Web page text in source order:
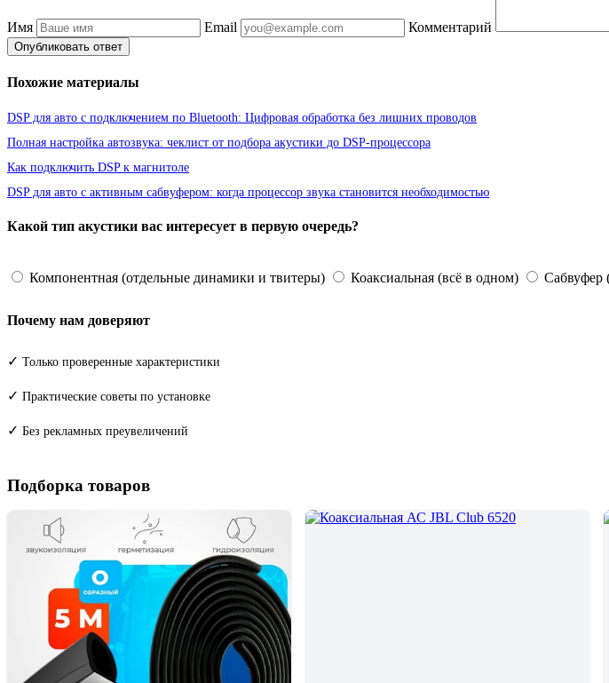
Имя Email Комментарий
Опубликовать ответ
Похожие материалы
DSP для авто с подключением по Bluetooth: Цифровая обработка без лишних проводов
Полная настройка автозвука: чеклист от подбора акустики до DSP-процессора
Как подключить DSP к магнитоле
DSP для авто с активным сабвуфером: когда процессор звука становится необходимостью
Какой тип акустики вас интересует в первую очередь?
Компонентная (отдельные динамики и твитеры) Коаксиальная (всё в одном) Сабвуфер
Почему нам доверяют
✓ Только проверенные характеристики
✓ Практические советы по установке
✓ Без рекламных преувеличений
Подборка товаров